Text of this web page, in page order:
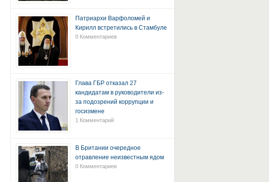
Патриархи Варфоломей и
Кирилл встретились в Стамбуле
0 Комментариев
Глава ГБР отказал 27
кандидатам в руководители из-
за подозрений коррупции и
госизмене
1 Комментарий
В Британии очередное
отравление неизвестным ядом
0 Комментариев